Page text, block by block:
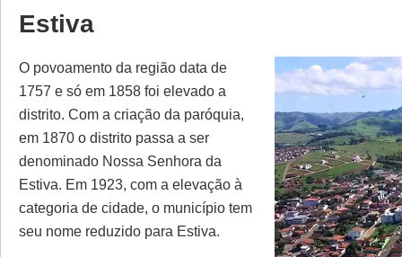
Estiva
O povoamento da região data de
1757 e só em 1858 foi elevado a
distrito. Com a criação da paróquia,
em 1870 o distrito passa a ser
denominado Nossa Senhora da
Estiva. Em 1923, com a elevação à
categoria de cidade, o município tem
seu nome reduzido para Estiva.